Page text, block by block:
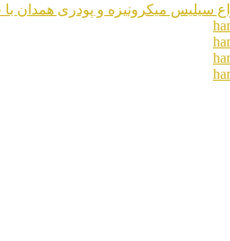
سیلیس میکرونیزه و پودری همدان با